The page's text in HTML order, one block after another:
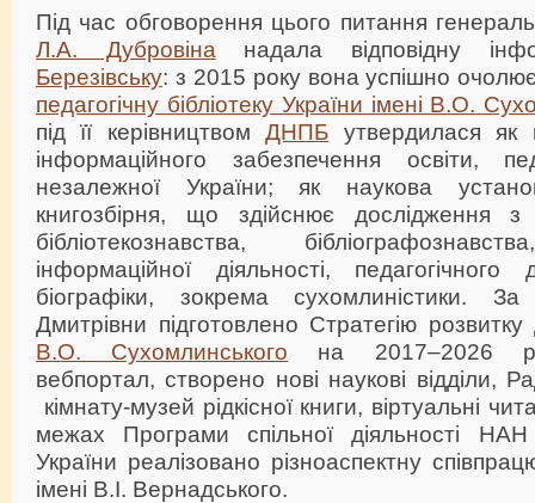
Під час обговорення цього питання
Л.А. Дубровіна надала відповідну
Березівську: з 2015 року вона успішно
педагогічну бібліотеку України імені В.О.
під її керівництвомДНПБ утвердилася як
інформаційного забезпечення освіти,
незалежної України; як наукова
книгозбірня, що здійснює дослідження з
бібліотекознавства,
інформаційної діяльності,
біографіки, зокрема сухомлиністики. За
Дмитрівни підготовлено Стратегію розвитку
В.О. Сухомлинського на 2017–2026
вебпортал, створено нові наукові відділи,
кімнату-музей рідкісної книги, віртуальні
межах Програми спільної діяльності
України реалізовано різноаспектну
імені В.І. Вернадського.